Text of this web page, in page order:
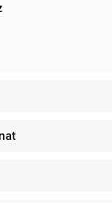
ilgili de açıklama
TL) oldu. 7